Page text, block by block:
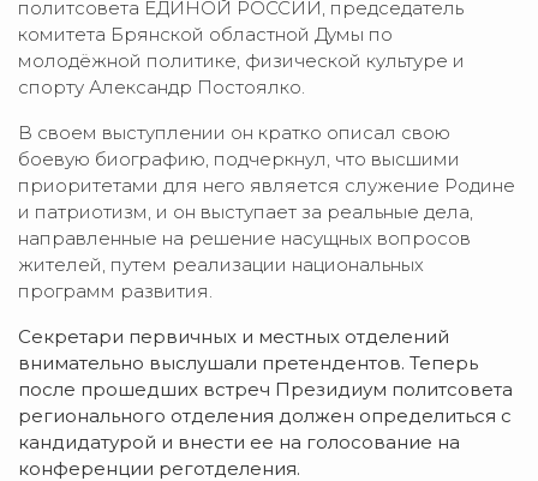
политсовета ЕДИНОЙ РОССИИ, председатель
комитета Брянской областной Думы по
молодёжной политике, физической культуре и
спорту Александр Постоялко.
В своем выступлении он кратко описал свою
боевую биографию, подчеркнул, что высшими
приоритетами для него является служение Родине
и патриотизм, и он выступает за реальные дела,
направленные на решение насущных вопросов
жителей, путем реализации национальных
программ развития.
Секретари первичных и местных отделений
внимательно выслушали претендентов. Теперь
после прошедших встреч Президиум политсовета
регионального отделения должен определиться с
кандидатурой и внести ее на голосование на
конференции реготделения.